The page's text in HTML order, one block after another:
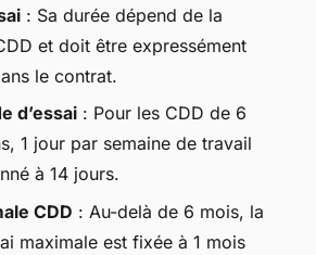
: Sa durée dépend de la
et doit être expressément
le contrat.
d’essai : Pour les CDD de 6
1 jour par semaine de travail
à 14 jours.
CDD : Au-delà de 6 mois, la
maximale est fixée à 1 mois